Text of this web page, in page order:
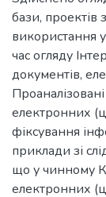
бази, проектів
використання
час огляду
документів,
електронних
фіксування
приклади зі
що у чинному
електронних